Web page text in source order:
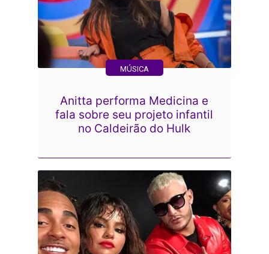
MÚSICA
Anitta performa Medicina e
fala sobre seu projeto infantil
no Caldeirão do Hulk